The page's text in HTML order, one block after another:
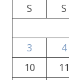
S
S
3
4
10
11